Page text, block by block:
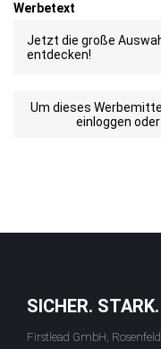
Werbetext
Jetzt die große
entdecken!
Um dieses
einloggen
SICHER.
Firstlead GmbH,